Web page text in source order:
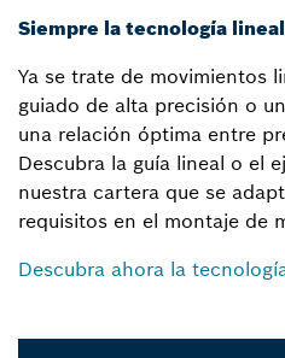
Siempre la tecnología
Ya se trate de movimientos
guiado de alta precisión o
una relación óptima entre
Descubra la guía lineal o el
nuestra cartera que se
requisitos en el montaje de
Descubra ahora la